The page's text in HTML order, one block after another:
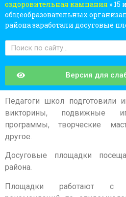
оздоровительная кампания » 15
общеобразовательных
района заработали досуговые
Версия для
Педагоги школ подготовили
викторины, подвижные
программы, творческие
другое.
Досуговые площадки
района.
Площадки работают с